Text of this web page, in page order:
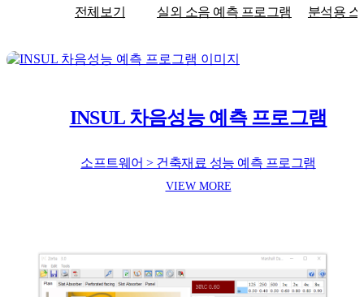
전체보기 실외 소음 예측 프로그램 분석용
INSUL 차음성능 예측 프로그램
소프트웨어 > 건축재료 성능 예측 프로그램
VIEW MORE